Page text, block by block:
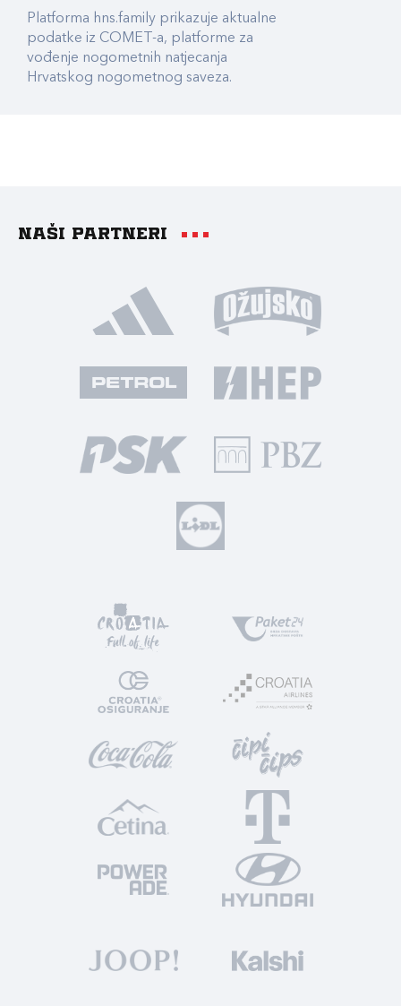
Platforma hns.family prikazuje aktualne
podatke iz COMET-a, platforme za
vođenje nogometnih natjecanja
Hrvatskog nogometnog saveza.
Naši partneri